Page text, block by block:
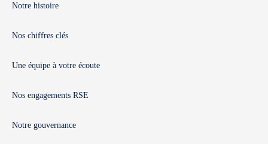
Notre histoire
Nos chiffres clés
Une équipe à votre écoute
Nos engagements RSE
Notre gouvernance